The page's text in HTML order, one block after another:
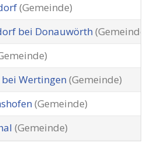
(Gemeinde)
bei Donauwörth (Gemeinde)
Wertingen (Gemeinde)
(Gemeinde)
(Gemeinde)